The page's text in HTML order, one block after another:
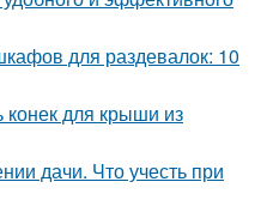
для раздевалок: 10
конек для крыши из
дачи. Что учесть при